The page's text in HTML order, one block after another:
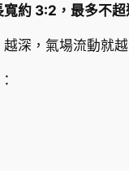
約 3:2，最多不超
深，氣場流動就
：